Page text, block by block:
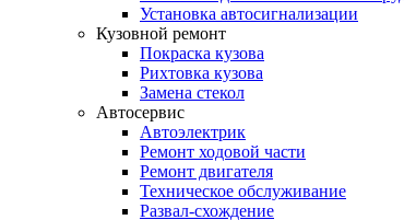
Установка автосигнализации
Кузовной ремонт
Покраска кузова
Рихтовка кузова
Замена стекол
Автосервис
Автоэлектрик
Ремонт ходовой части
Ремонт двигателя
Техническое обслуживание
Развал-схождение